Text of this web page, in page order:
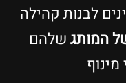
לבנות קהילה
המותגשלהם